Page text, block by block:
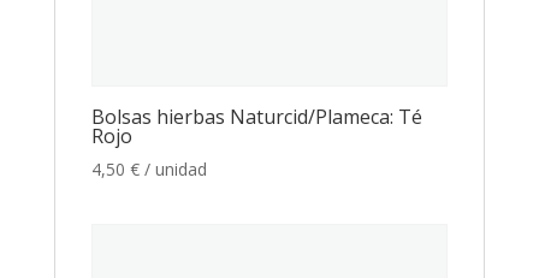
Bolsas hierbas Naturcid/Plameca: Té
Rojo
4,50 € / unidad